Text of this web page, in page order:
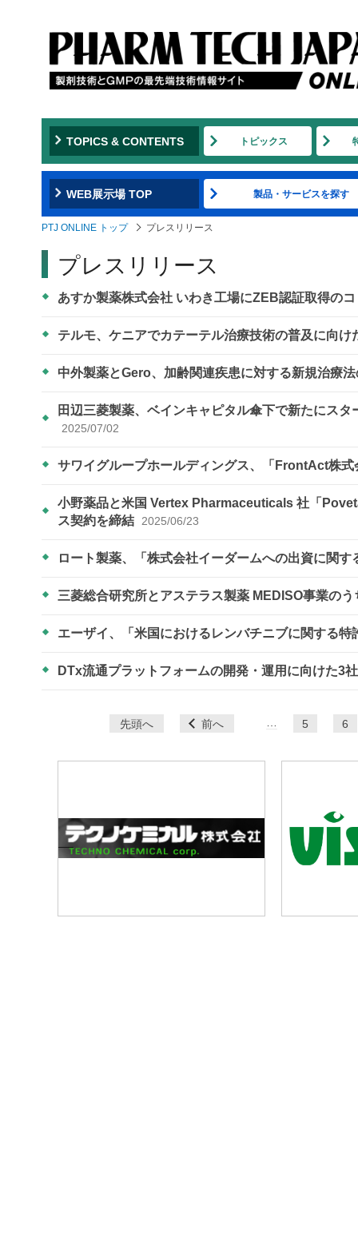
TOPICS & CONTENTS トピックス
WEB展示場 TOP 製品・サービスを探す
PTJ ONLINE トップ プレスリリース
プレスリリース
あすか製薬株式会社 いわき工場にZEB認証取得の
テルモ、ケニアでカテーテル治療技術の普及に向
中外製薬とGero、加齢関連疾患に対する新規治療
田辺三菱製薬、ベインキャピタル傘下で新たにス
2025/07/02
サワイグループホールディングス、「FrontAct株
⼩野薬品と⽶国 Vertex Pharmaceuticals 社「
ス契約を締結
2025/06/23
ロート製薬、「株式会社イーダームへの出資に関
三菱総合研究所とアステラス製薬 MEDISO事業の
エーザイ、「米国におけるレンバチニブに関する
DTx流通プラットフォームの開発・運用に向けた3
先頭へ 前へ 5 6